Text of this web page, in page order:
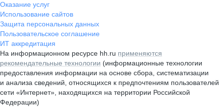
Оказание услуг
Использование сайтов
Защита персональных данных
Пользовательское соглашение
ИТ аккредитация
На информационном ресурсе hh.ru применяются
рекомендательные технологии (информационные технологии
предоставления информации на основе сбора, систематизации
и анализа сведений, относящихся к предпочтениям пользователей
сети «Интернет», находящихся на территории Российской
Федерации)